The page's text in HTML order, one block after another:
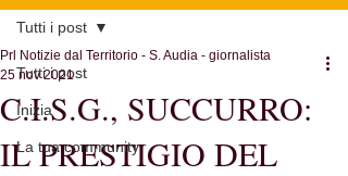
Tutti i post
Inizia
La tua community
Tutti i post
C.I.S.G., SUCCURRO:
IL PRESTIGIO DEL
Prl Notizie dal Territorio - S. Audia - giornalista
25 nov 2021